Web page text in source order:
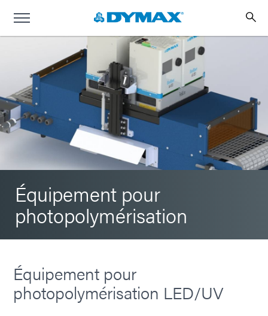
Équipement pour
photopolymérisation
Équipement pour
photopolymérisation LED/UV